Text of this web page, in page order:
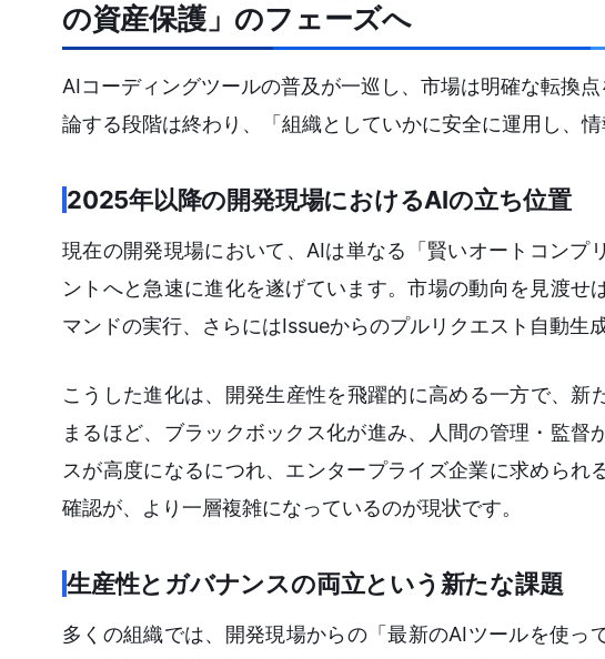
の資産保護」のフェーズへ
AIコーディングツールの普及が一巡し、市場は明確な転換
論する段階は終わり、「組織としていかに安全に運用し、
2025年以降の開発現場におけるAIの立ち位置
現在の開発現場において、AIは単なる「賢いオートコン
ントへと急速に進化を遂げています。市場の動向を見渡
マンドの実行、さらにはIssueからのプルリクエスト自動生
こうした進化は、開発生産性を飛躍的に高める一方で、
まるほど、ブラックボックス化が進み、人間の管理・監
スが高度になるにつれ、エンタープライズ企業に求めら
確認が、より一層複雑になっているのが現状です。
生産性とガバナンスの両立という新たな課題
多くの組織では、開発現場からの「最新のAIツールを使